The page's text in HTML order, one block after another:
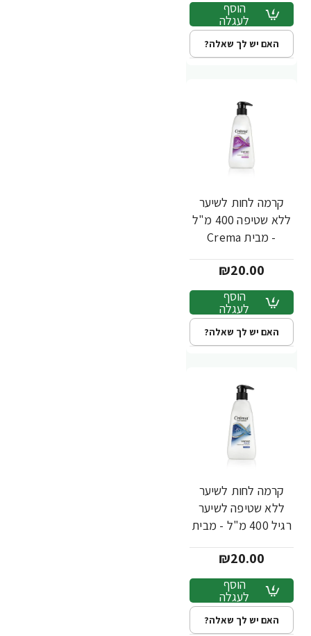
הוסף
לעגלה
האם יש לך שאלה?
קרמה לחות לשיער
ללא שטיפה 400 מ"ל
- מבית Crema
₪20.00
הוסף
לעגלה
האם יש לך שאלה?
קרמה לחות לשיער
ללא שטיפה לשיער
רגיל 400 מ"ל - מבית
₪20.00
הוסף
לעגלה
האם יש לך שאלה?